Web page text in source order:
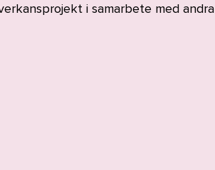
i samarbete med andra